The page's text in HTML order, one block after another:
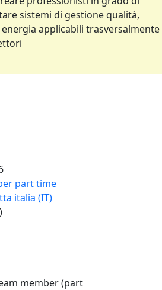
sistemi di gestione qualità,
applicabili trasversalmente
part time
italia (IT)
member (part